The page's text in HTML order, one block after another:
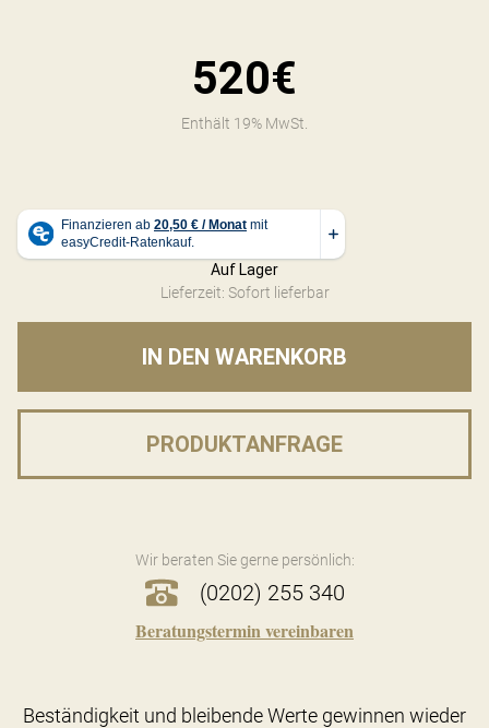
520€
Enthält 19% MwSt.
Auf Lager
Lieferzeit: Sofort lieferbar
IN DEN WARENKORB
PRODUKTANFRAGE
Wir beraten Sie gerne persönlich:
(0202) 255 340
Beratungstermin vereinbaren
Beständigkeit und bleibende Werte gewinnen wieder